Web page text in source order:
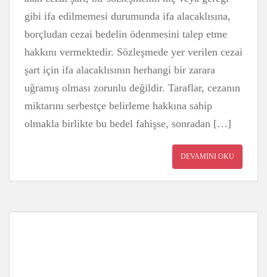
gibi ifa edilmemesi durumunda ifa alacaklısına,
borçludan cezai bedelin ödenmesini talep etme
hakkını vermektedir. Sözleşmede yer verilen cezai
şart için ifa alacaklısının herhangi bir zarara
uğramış olması zorunlu değildir. Taraflar, cezanın
miktarını serbestçe belirleme hakkına sahip
olmakla birlikte bu bedel fahişse, sonradan […]
DEVAMINI OKU